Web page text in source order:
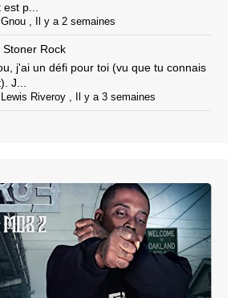
est p...
Gnou, Il y a 2 semaines
Stoner Rock
j'ai un défi pour toi (vu que tu connais
J...
Lewis Riveroy, Il y a 3 semaines